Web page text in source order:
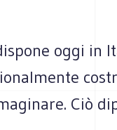
oggi in
Ciò